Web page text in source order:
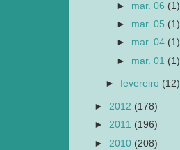
► mar. 06 (1)
► mar. 05 (1)
► mar. 04 (1)
► mar. 01 (1)
►fevereiro (12)
► 2012 (178)
► 2011 (196)
► 2010 (208)